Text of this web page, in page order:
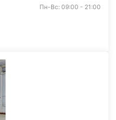
Пн-Вс: 09:00 - 21:00